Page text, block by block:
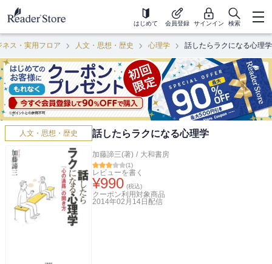
はじめて 会員登録 サインイン 検索
ネス・実用フロア 人文・思想・歴史 心理学 話したらラクになる心理学
人文・思想・歴史 話したらラクになる心理学
加藤諦三(著) / 大和書房
(1)
レビューを書く
¥990 (税込)
クーポン利用対象商品
2014年02月14日 配信